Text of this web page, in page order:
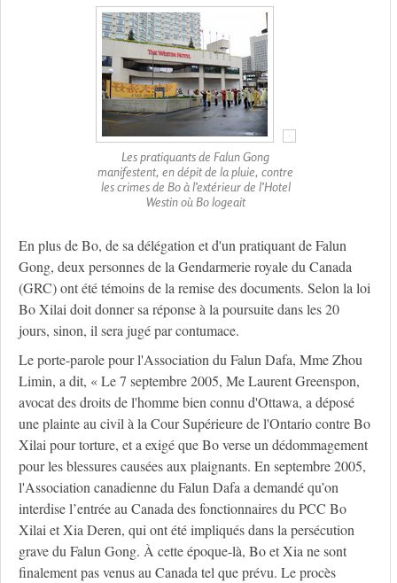
Les pratiquants de Falun Gong
manifestent, en dépit de la pluie, contre
les crimes de Bo à l’extérieur de l’Hotel
Westin où Bo logeait
En plus de Bo, de sa délégation et d'un pratiquant de Falun
Gong, deux personnes de la Gendarmerie royale du Canada
(GRC) ont été témoins de la remise des documents. Selon la loi
Bo Xilai doit donner sa réponse à la poursuite dans les 20
jours, sinon, il sera jugé par contumace.
Le porte-parole pour l'Association du Falun Dafa, Mme Zhou
Limin, a dit, « Le 7 septembre 2005, Me Laurent Greenspon,
avocat des droits de l'homme bien connu d'Ottawa, a déposé
une plainte au civil à la Cour Supérieure de l'Ontario contre Bo
Xilai pour torture, et a exigé que Bo verse un dédommagement
pour les blessures causées aux plaignants. En septembre 2005,
l'Association canadienne du Falun Dafa a demandé qu’on
interdise l’entrée au Canada des fonctionnaires du PCC Bo
Xilai et Xia Deren, qui ont été impliqués dans la persécution
grave du Falun Gong. À cette époque-là, Bo et Xia ne sont
finalement pas venus au Canada tel que prévu. Le procès